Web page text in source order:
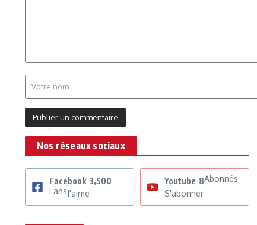
Nos réseaux sociaux
Facebook 3,500
FansJ'aime
Youtube 8Abonnés
S'abonner